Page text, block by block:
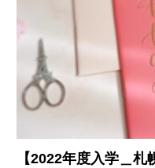
【2022年度入学＿